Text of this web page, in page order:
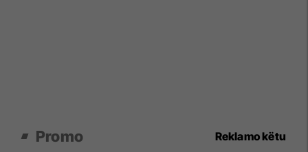
Promo Reklamo këtu